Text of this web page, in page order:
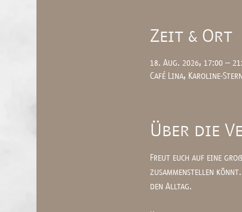
Zeit & Ort
18. Aug. 2026, 17:00 –
Café Lina, Karoline-
Über die
Freut euch auf eine
zusammenstellen
den Alltag.